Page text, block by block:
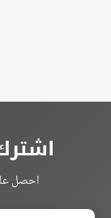
احصل